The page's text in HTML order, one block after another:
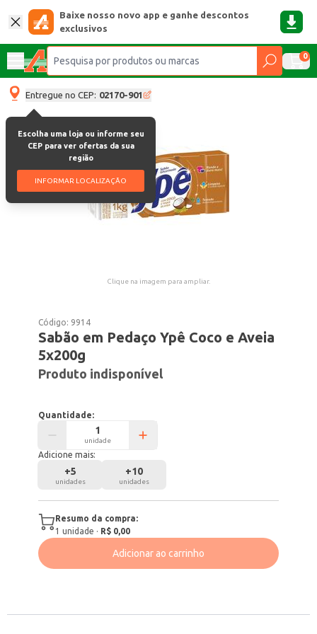
Baixe nosso novo app e ganhe descontos
exclusivos
0
Entregue no CEP: 02170-901
Escolha uma loja ou informe seu
CEP para ver ofertas da sua
região
INFORMAR LOCALIZAÇÃO
Clique na imagem para ampliar.
Código: 9914
Sabão em Pedaço Ypê Coco e Aveia
5x200g
Produto indisponível
Quantidade:
unidade
Adicione mais:
+5
unidades
+10
unidades
Resumo da compra:
1 unidade · R$ 0,00
Adicionar ao carrinho